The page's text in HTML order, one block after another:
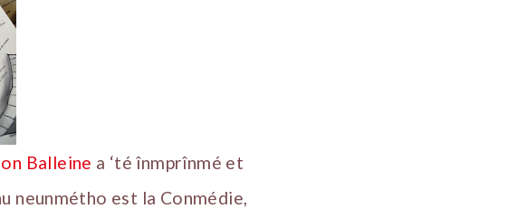
Balleine a ‘té înmprînmé et
neunmétho est la Conmédie,